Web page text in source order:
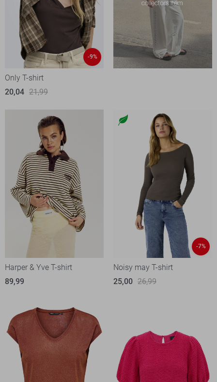
-9%
Only T-shirt
20,04 21,99
Harper & Yve T-shirt
89,99
-7%
Noisy may T-shirt
25,00 26,99